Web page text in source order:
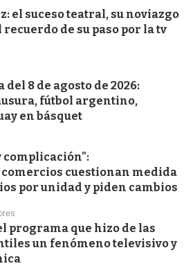
el suceso teatral, su noviazgo
de su paso por la tv
8 de agosto de 2026:
fútbol argentino,
en básquet
complicación":
cuestionan medida
por unidad y piden cambios
programa que hizo de las
un fenómeno televisivo y